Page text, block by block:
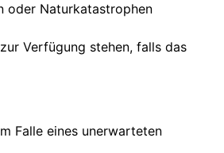
oder Naturkatastrophen
Verfügung stehen, falls das
Falle eines unerwarteten